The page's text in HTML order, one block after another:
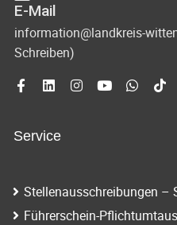
E-Mail
information@landkreis-
Schreiben)
Service
Stellenausschreibungen –
Führerschein-